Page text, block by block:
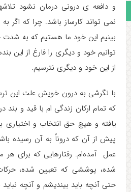
مجوز سایت
و دافعه ی درونی درمان نشود
نمی تواند کارساز باشد. چرا که اگر
بینیم این خود ما هستیم که به شدت
توانیم خود و دیگری را فارغ از این
از این خود و دیگری نترسیم.
با نگرشی به درون خویش علت این
که تمام ارکان زندگی ام با قید و
یافته و هیچ حق انتخاب و
پیش از آن که دروناً به آن رسیده
عمل آمده‌ام. رفتارهایی که برای
شده، پوششی که تعیین شده،
حتی آنچه باید بیندیشم و آنچه